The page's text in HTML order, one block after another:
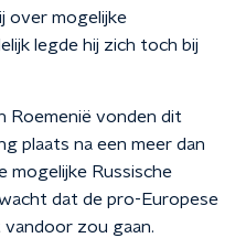
over mogelijke
legde hij zich toch bij
Roemenië vonden dit
plaats na een meer dan
mogelijke Russische
dat de pro-Europese
zou gaan.